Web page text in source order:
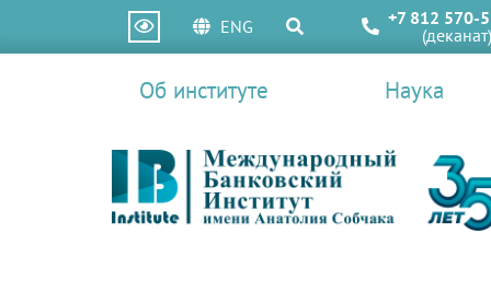
ENG
+7 812 570-
(деканат)
Об институте Наука